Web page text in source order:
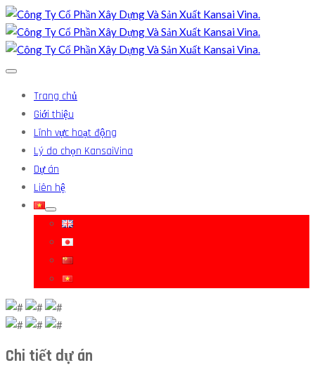
Trang chủ
Giới thiệu
Lĩnh vực hoạt động
Lý do chọn KansaiVina
Dự án
Liên hệ
Chi tiết dự án